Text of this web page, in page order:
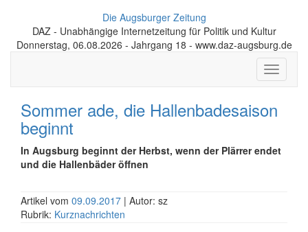
Die Augsburger Zeitung
DAZ - Unabhängige Internetzeitung für Politik und Kultur
Donnerstag, 06.08.2026 - Jahrgang 18 - www.daz-augsburg.de
Toggle
Sommer ade, die Hallenbadesaison
beginnt
In Augsburg beginnt der Herbst, wenn der Plärrer endet
und die Hallenbäder öffnen
Artikel vom 09.09.2017 | Autor: sz
Rubrik: Kurznachrichten